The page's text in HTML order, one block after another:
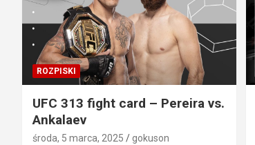
ROZPISKI
UFC 313 fight card – Pereira vs.
Ankalaev
środa, 5 marca, 2025 gokuson